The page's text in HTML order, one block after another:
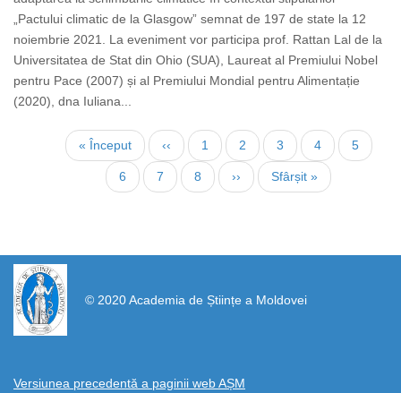
„Pactului climatic de la Glasgow” semnat de 197 de state la 12
noiembrie 2021. La eveniment vor participa prof. Rattan Lal de la
Universitatea de Stat din Ohio (SUA), Laureat al Premiului Nobel
pentru Pace (2007) și al Premiului Mondial pentru Alimentație
(2020), dna Iuliana...
Нумерация
страниц
Первая
страница
« Început ←
‹‹ Страница
1 Страница
2 Страница
3 Страница
4 5
Страница
6 Страница
7 Страница
8
Следующая
страница
››
Последняя
страница
Sfârșit »
© 2020 Academia de Științe a Moldovei
Versiunea precedentă a paginii web AȘM
https://propletenie.ru/